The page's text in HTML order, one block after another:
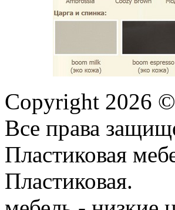
Copyright 2026
Все права
Пластиковая
Пластиковая.